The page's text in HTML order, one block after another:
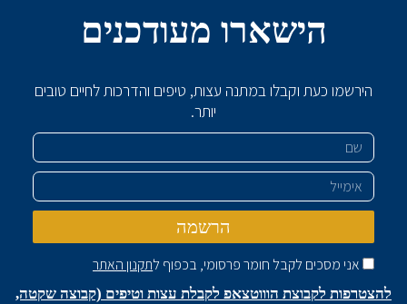
הישארו מעודכנים
הירשמו כעת וקבלו במתנה עצות, טיפים והדרכות לחיים טובים
יותר.
שם
אימייל
אני מסכים לקבל חומר פרסומי, בכפוף לתקנון האתר
הרשמה
להצטרפות לקבוצת הוווטצאפ לקבלת עצות וטיפים (קבוצה שקטה,